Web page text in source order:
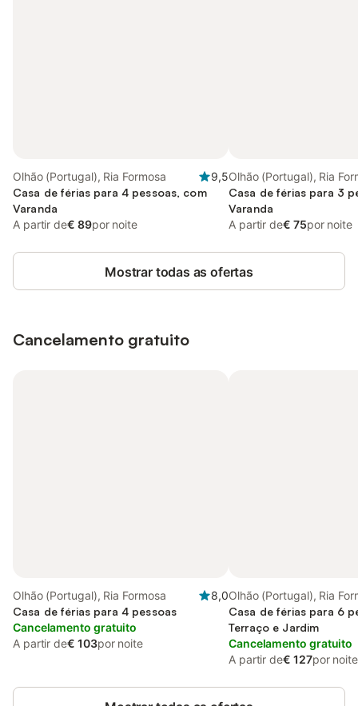
Olhão (Portugal), Ria Formosa
9,5
Casa de férias para 4 pessoas, com
Varanda
A partir de€ 89por noite
Olhão (Portugal), Ria
Casa de férias para 3
Varanda
A partir de€ 75por noite
Mostrar todas as ofertas
Cancelamento gratuito
Olhão (Portugal), Ria Formosa
8,0
Casa de férias para 4 pessoas
Cancelamento gratuito
A partir de€ 103por noite
Olhão (Portugal), Ria
Casa de férias para 6
Terraço e Jardim
Cancelamento gratuito
A partir de€ 127por noite